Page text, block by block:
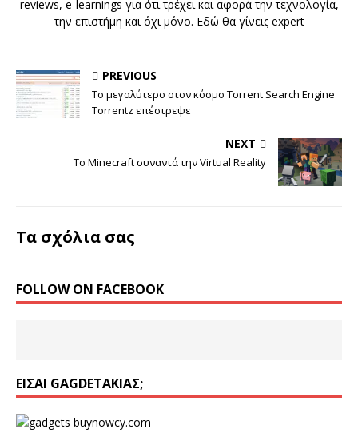
reviews, e-learnings για ότι τρέχει και αφορά την τεχνολογία,
την επιστήμη και όχι μόνο. Εδώ θα γίνεις expert
PREVIOUS
Το μεγαλύτερο στον κόσμο Torrent Search Engine
Torrentz επέστρεψε
NEXT
To Minecraft συναντά την Virtual Reality
Τα σχόλια σας
FOLLOW ON FACEBOOK
ΕΊΣΑΙ GAGDETΆΚΙΑΣ;